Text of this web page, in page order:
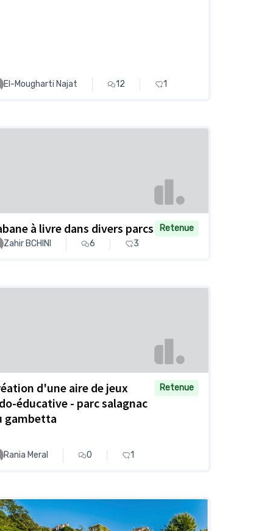
El-Mougharti Najat 12 1
à livre dans divers parcs
Retenue
Zahir BCHINI
6 3
d'une aire de jeux
éducative - parc salagnac
gambetta
Retenue
Rania Meral 0 1